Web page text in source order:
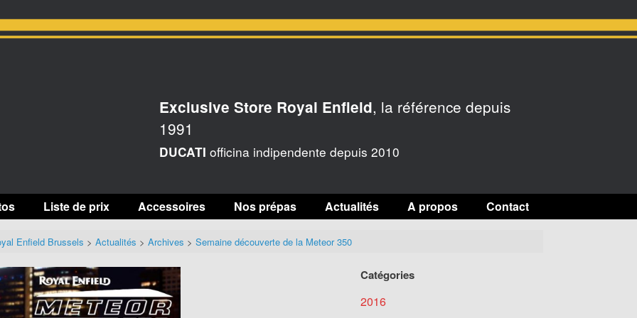
Exclusive Store Royal Enfield, la référence depuis
1991
DUCATI officina indipendente depuis 2010
Liste de prix Accessoires Nos prépas Actualités A propos Contact
Enfield Brussels > Actualités > Archives > Semaine découverte de la Meteor 350
Catégories
2016